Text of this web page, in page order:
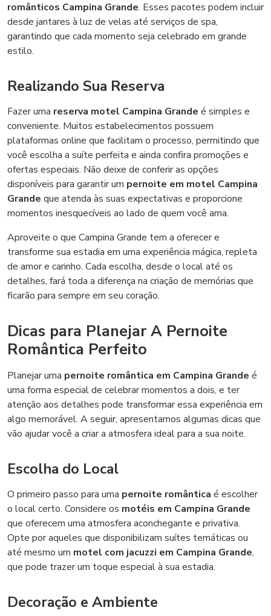
românticos Campina Grande. Esses pacotes podem incluir
desde jantares à luz de velas até serviços de spa,
garantindo que cada momento seja celebrado em grande
estilo.
Realizando Sua Reserva
Fazer uma reserva motel Campina Grande é simples e
conveniente. Muitos estabelecimentos possuem
plataformas online que facilitam o processo, permitindo que
você escolha a suíte perfeita e ainda confira promoções e
ofertas especiais. Não deixe de conferir as opções
disponíveis para garantir um pernoite em motel Campina
Grande que atenda às suas expectativas e proporcione
momentos inesquecíveis ao lado de quem você ama.
Aproveite o que Campina Grande tem a oferecer e
transforme sua estadia em uma experiência mágica, repleta
de amor e carinho. Cada escolha, desde o local até os
detalhes, fará toda a diferença na criação de memórias que
ficarão para sempre em seu coração.
Dicas para Planejar A Pernoite
Romântica Perfeito
Planejar uma pernoite romântica em Campina Grande é
uma forma especial de celebrar momentos a dois, e ter
atenção aos detalhes pode transformar essa experiência em
algo memorável. A seguir, apresentamos algumas dicas que
vão ajudar você a criar a atmosfera ideal para a sua noite.
Escolha do Local
O primeiro passo para uma pernoite romântica é escolher
o local certo. Considere os motéis em Campina Grande
que oferecem uma atmosfera aconchegante e privativa.
Opte por aqueles que disponibilizam suítes temáticas ou
até mesmo um motel com jacuzzi em Campina Grande,
que pode trazer um toque especial à sua estadia.
Decoração e Ambiente